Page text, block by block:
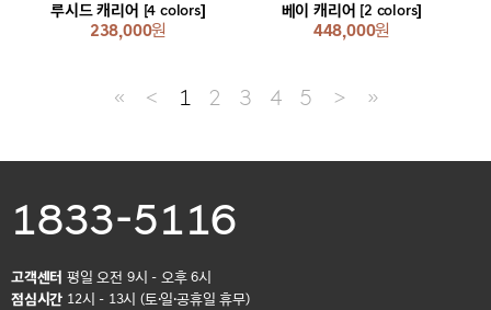
루시드 캐리어 [4 colors]
238,000원
베이 캐리어 [2 colors]
448,000원
≪ ＜ 1 2 3 4 5 ＞ ≫
1833-5116
고객센터 평일 오전 9시 - 오후 6시
점심시간 12시 - 13시 (토·일·공휴일 휴무)